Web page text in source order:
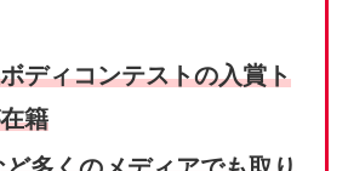
ディコンテストの入賞ト
籍